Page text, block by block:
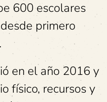
600 escolares
primero
en el año 2016 y
físico, recursos y